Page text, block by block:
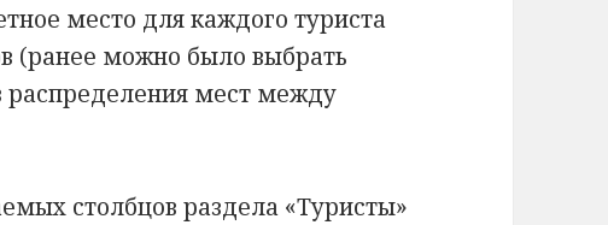
место для каждого туриста
(ранее можно было выбрать
распределения мест между
столбцов раздела «Туристы»